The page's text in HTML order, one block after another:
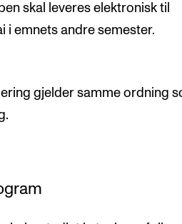
skal leveres elektronisk til
i emnets andre semester.
gjelder samme ordning